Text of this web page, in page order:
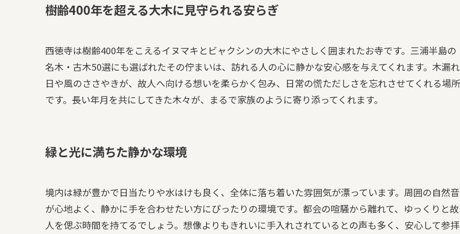
樹齢400年を超える大木に見守られる安らぎ
西徳寺は樹齢400年をこえるイヌマキとビャクシンの大木にやさしく囲まれたお寺です。三浦半島の
名木・古木50選にも選ばれたその佇まいは、訪れる人の心に静かな安心感を与えてくれます。木漏れ
日や風のささやきが、故人へ向ける想いを柔らかく包み、日常の慌ただしさを忘れさせてくれる場所
です。長い年月を共にしてきた木々が、まるで家族のように寄り添ってくれます。
緑と光に満ちた静かな環境
境内は緑が豊かで日当たりや水はけも良く、全体に落ち着いた雰囲気が漂っています。周囲の自然音
が心地よく、静かに手を合わせたい方にぴったりの環境です。都会の喧騒から離れて、ゆっくりと故
人を偲ぶ時間を持てるでしょう。想像よりもきれいに手入れされているとの声も多く、安心して参拝